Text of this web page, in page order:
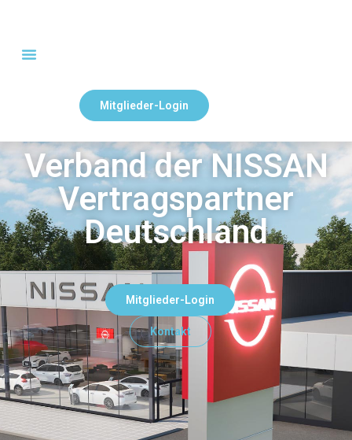
Mitglieder-Login
Verband der NISSAN
Vertragspartner
Deutschland
Mitglieder-Login
Kontakt